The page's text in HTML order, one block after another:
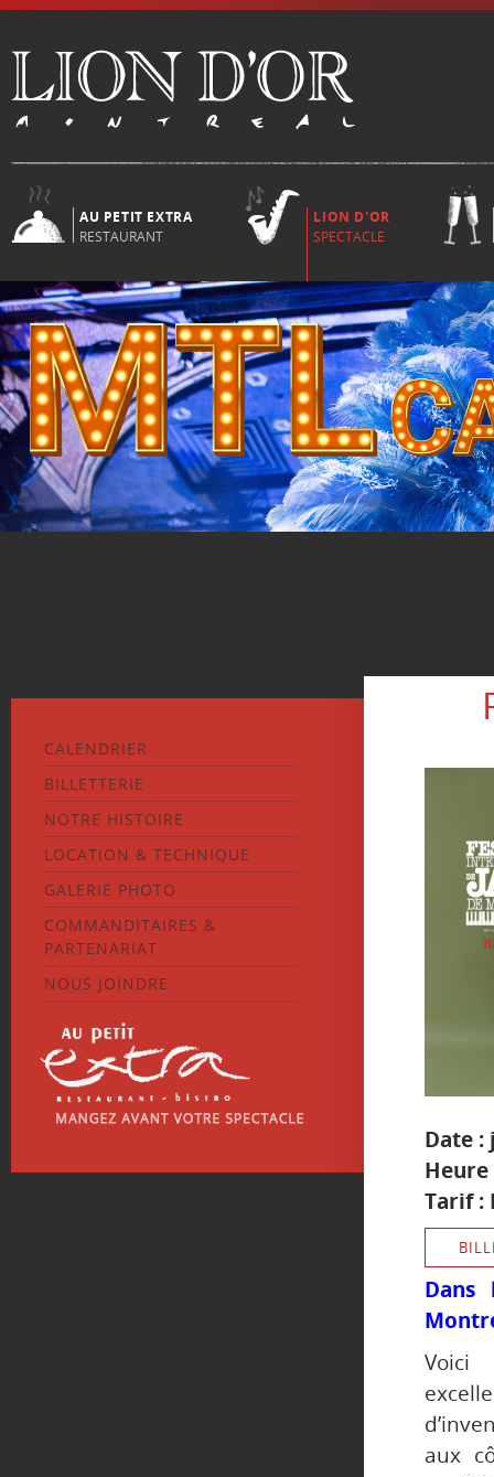
AU PETIT EXTRA
RESTAURANT
LION D'OR
SPECTACLE
CALENDRIER
BILLETTERIE
NOTRE HISTOIRE
LOCATION & TECHNIQUE
GALERIE PHOTO
COMMANDITAIRES &
PARTENARIAT
NOUS JOINDRE
Date :
Heure
Tarif :
Dans
Voici
aux